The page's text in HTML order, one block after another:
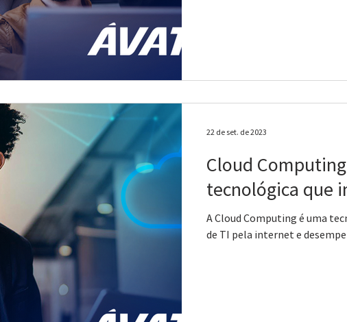
Cloud Computing:
tecnológica que
A Cloud Computing é uma
de TI pela internet e
22 de set. de 2023